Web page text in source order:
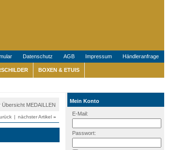
Datenschutz AGB Impressum Händleranfrage
BOXEN & ETUIS
Mein Konto
E-Mail:
Passwort:
MEDAILLEN
| nächster Artikel »